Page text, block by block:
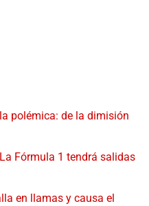
polémica: de la dimisión
Fórmula 1 tendrá salidas
en llamas y causa el